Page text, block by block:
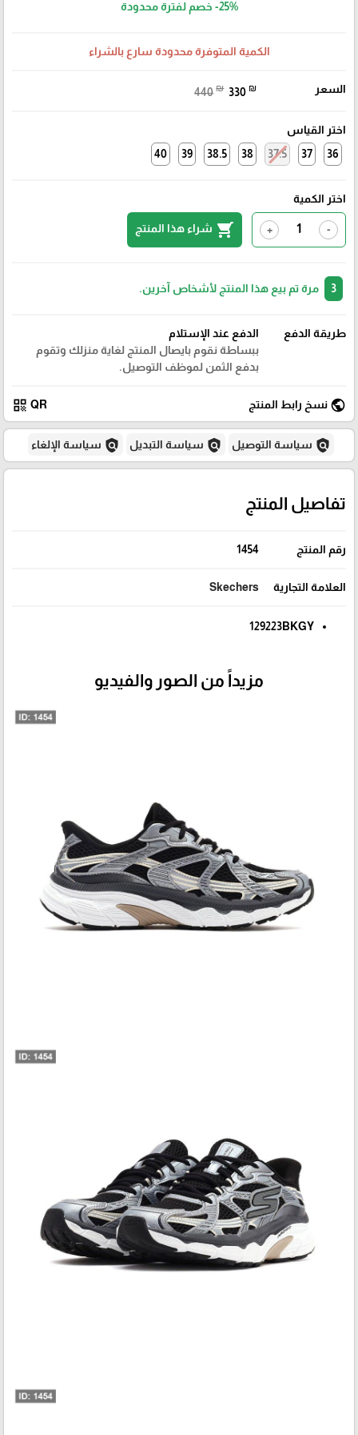
-25% خصم لفترة محدودة
الكمية المتوفرة محدودة سارع بالشراء
السعر 440 ₪ 330 ₪
اختر القياس
36
37
37.5
38
38.5
39
40
اختر الكمية
-
+
shopping_cart شراء هذا المنتج
مرة تم بيع هذا المنتج لأشخاص آخرين.
طريقة الدفع
الدفع عند الإستلام
ببساطة نقوم بايصال المنتج لغاية منزلك وتقوم
بدفع الثمن لموظف التوصيل.
public نسخ رابط المنتج QR
qr_code
policy سياسة التوصيل policy سياسة التبديل policy سياسة الإلغاء
تفاصيل المنتج
رقم المنتج 1454
العلامة التجارية Skechers
129223BKGY
مزيداً من الصور والفيديو